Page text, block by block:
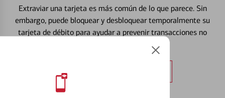
Extraviar una tarjeta es más común de lo que parece. Sin
embargo, puede bloquear y desbloquear temporalmente su
tarjeta de débito para ayudar a prevenir transacciones no
Obtener más información